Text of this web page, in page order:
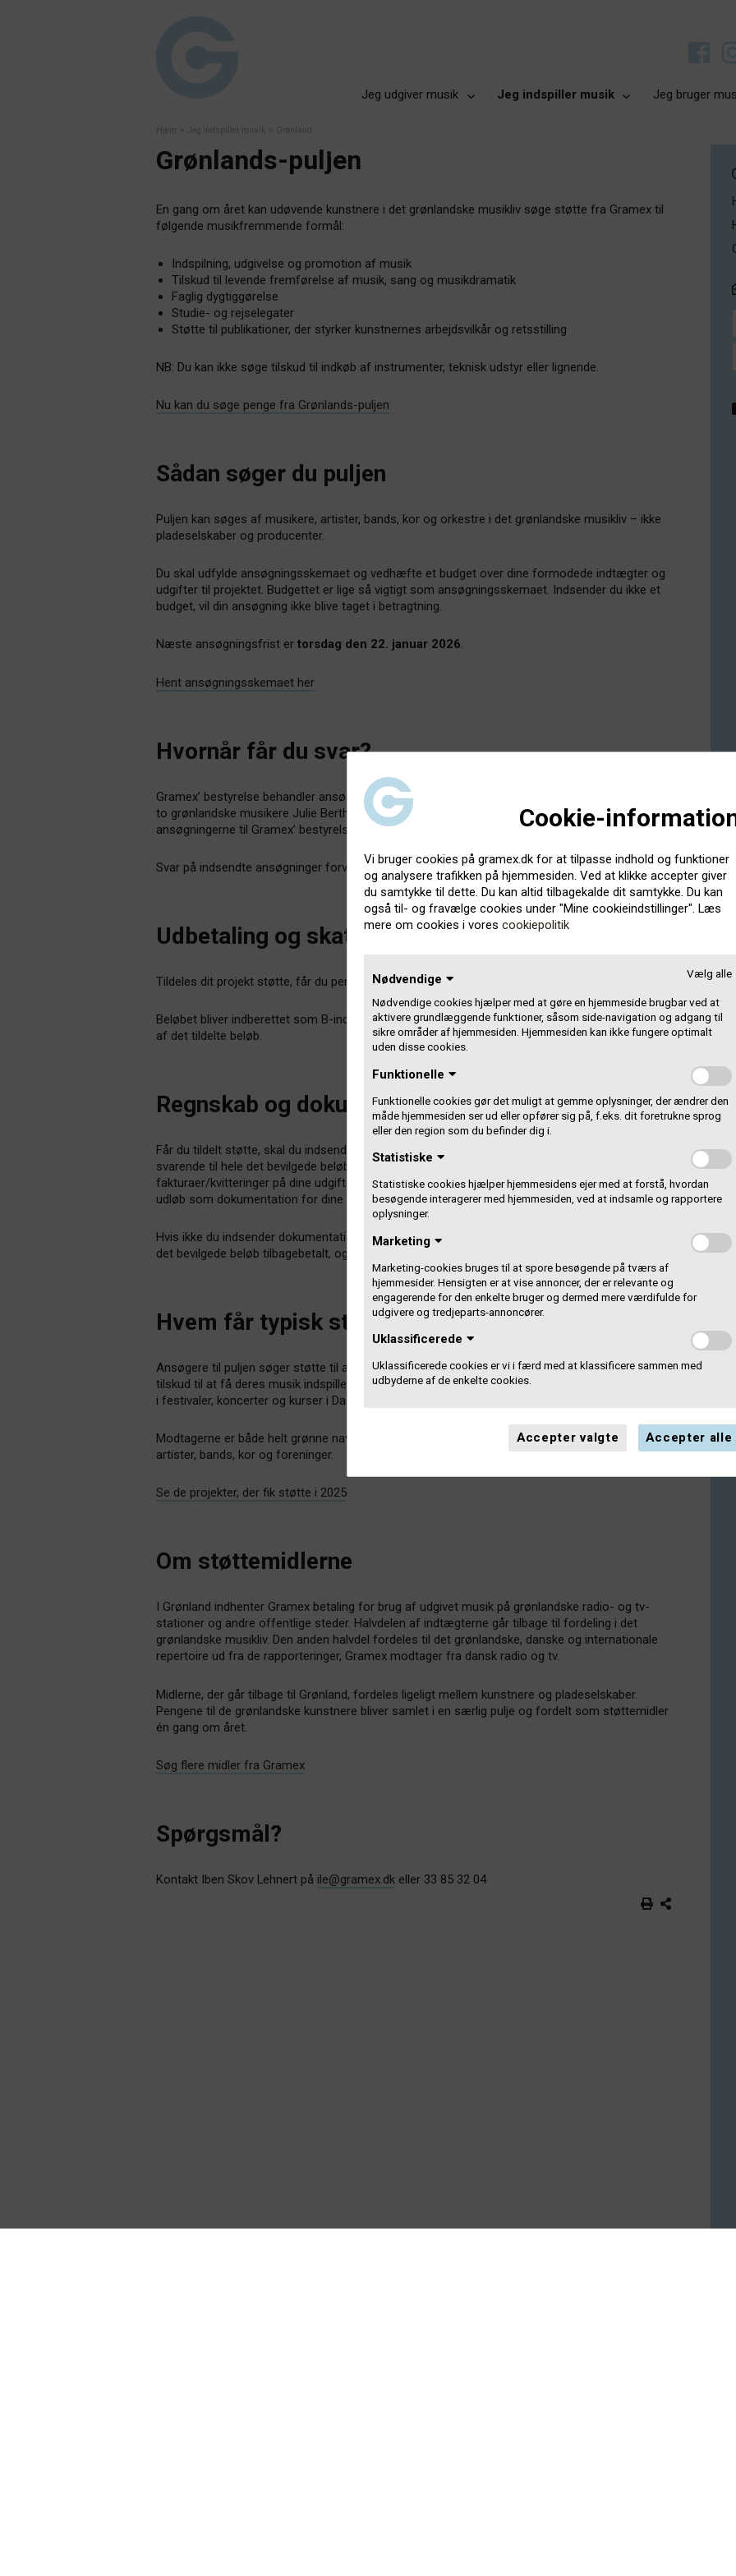
Jeg udgiver musik
Jeg indspiller musik Jeg bruger
Cookie-
Vi bruger cookies på gramex.dk for at tilpasse indhold og funktioner
og analysere trafikken på hjemmesiden. Ved at klikke accepter giver
du samtykke til dette. Du kan altid tilbagekalde dit samtykke. Du kan
også til- og fravælge cookies under "Mine cookieindstillinger". Læs
mere om cookies i vores cookiepolitik
Vælg alle
Nødvendige
Nødvendige cookies hjælper med at gøre en hjemmeside brugbar ved at
aktivere grundlæggende funktioner, såsom side-navigation og adgang til
sikre områder af hjemmesiden. Hjemmesiden kan ikke fungere optimalt
uden disse cookies.
Funktionelle
Funktionelle cookies gør det muligt at gemme oplysninger, der ændrer den
måde hjemmesiden ser ud eller opfører sig på, f.eks. dit foretrukne sprog
eller den region som du befinder dig i.
Statistiske
Statistiske cookies hjælper hjemmesidens ejer med at forstå, hvordan
besøgende interagerer med hjemmesiden, ved at indsamle og rapportere
oplysninger.
Marketing
Marketing-cookies bruges til at spore besøgende på tværs af
hjemmesider. Hensigten er at vise annoncer, der er relevante og
engagerende for den enkelte bruger og dermed mere værdifulde for
udgivere og tredjeparts-annoncører.
Uklassificerede
Uklassificerede cookies er vi i færd med at klassificere sammen med
udbyderne af de enkelte cookies.
Accepter valgte Accepter alle
Hjem > Jeg indspiller musik > Grønland
Grønlands-puljen
En gang om året kan udøvende kunstnere i det grønlandske musikliv søge støtte fra Gramex til
følgende musikfremmende formål:
Indspilning, udgivelse og promotion af musik
Tilskud til levende fremførelse af musik, sang og musikdramatik
Faglig dygtiggørelse
Studie- og rejselegater
Støtte til publikationer, der styrker kunstnernes arbejdsvilkår og retsstilling
NB: Du kan ikke søge tilskud til indkøb af instrumenter, teknisk udstyr eller lignende.
Nu kan du søge penge fra Grønlands-puljen
Sådan søger du puljen
Puljen kan søges af musikere, artister, bands, kor og orkestre i det grønlandske musikliv – ikke
pladeselskaber og producenter.
Du skal udfylde ansøgningsskemaet og vedhæfte et budget over dine formodede indtægter og
udgifter til projektet. Budgettet er lige så vigtigt som ansøgningsskemaet. Indsender du ikke et
budget, vil din ansøgning ikke blive taget i betragtning.
Næste ansøgningsfrist er torsdag den 22. januar 2026.
Hent ansøgningsskemaet her
Hvornår får du svar?
Gramex’ bestyrelse behandler ansøgninger én gang årligt. Bedømmelsesudvalget består af de
to grønlandske musikere Julie Berthelsen og Gustav Lynge Petrussen, der indstiller
ansøgningerne til Gramex’ bestyrelse.
Svar på indsendte ansøgninger forventes i starten af marts 2026.
Udbetaling og skat
Tildeles dit projekt støtte, får du pengene udbetalt umiddelbart efter tilsagn i marts måned.
Beløbet bliver indberettet som B-indkomst til SKAT under dit CPR-nr. Du skal altså betale skat
af det tildelte beløb.
Regnskab og dokumentation
Får du tildelt støtte, skal du indsende regnskab/dokumentation for afholdelse af udgifter
svarende til hele det bevilgede beløb, når projektet er realiseret. Du skal altså gemme
fakturaer/kvitteringer på dine udgifter til projektet og sende dem samlet til Gramex inden årets
udløb som dokumentation for dine afholdte udgifter ifm. projektet.
Hvis ikke du indsender dokumentationen, skal du være opmærksom på, at Gramex kan kræve
det bevilgede beløb tilbagebetalt, og du ikke kan søge puljen igen.
Hvem får typisk støtte?
Ansøgere til puljen søger støtte til at realisere forskellige slags musikalske projekter. Nogle får
tilskud til at få deres musik indspillet og udgivet digitalt eller fysisk. Nogle får hjælp til at deltage
i festivaler, koncerter og kurser i Danmark, Grønland eller resten af verden.
Modtagerne er både helt grønne navne på den grønlandske musikscene og veletablerede
artister, bands, kor og foreninger.
Se de projekter, der fik støtte i 2025
Om støttemidlerne
I Grønland indhenter Gramex betaling for brug af udgivet musik på grønlandske radio- og tv-
stationer og andre offentlige steder. Halvdelen af indtægterne går tilbage til fordeling i det
grønlandske musikliv. Den anden halvdel fordeles til det grønlandske, danske og internationale
repertoire ud fra de rapporteringer, Gramex modtager fra dansk radio og tv.
Midlerne, der går tilbage til Grønland, fordeles ligeligt mellem kunstnere og pladeselskaber.
Pengene til de grønlandske kunstnere bliver samlet i en særlig pulje og fordelt som støttemidler
én gang om året.
Søg flere midler fra Gramex
Spørgsmål?
Kontakt Iben Skov Lehnert på ile@gramex.dk eller 33 85 32 04